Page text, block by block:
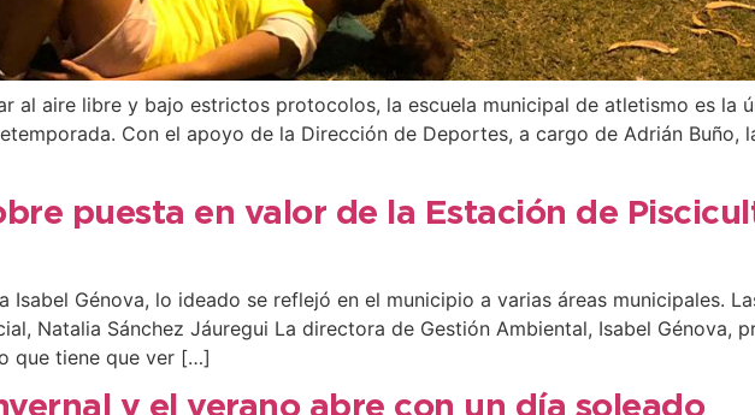
al aire libre y bajo estrictos protocolos, la escuela municipal de atletismo es la
Con el apoyo de la Dirección de Deportes, a cargo de Adrián Buño,
puesta en valor de la Estación de
Génova, lo ideado se reflejó en el municipio a varias áreas municipales.
Natalia Sánchez Jáuregui La directora de Gestión Ambiental, Isabel Génova,
que tiene que ver […]
y el verano abre con un día soleado